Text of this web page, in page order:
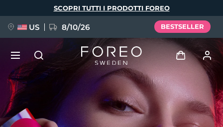
SCOPRI TUTTI I PRODOTTI FOREO
US 8/10/26 BESTSELLER
Accedi
Profilo utente
NUOVO
BREAKING NEWS
Lingua